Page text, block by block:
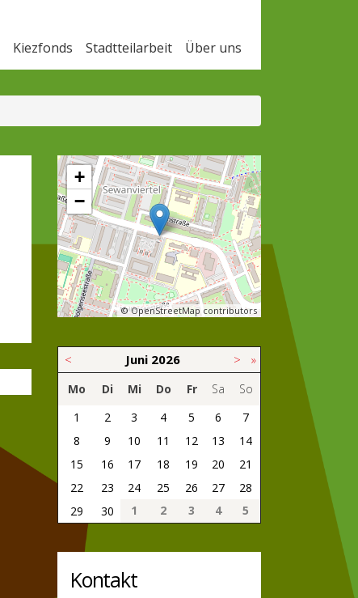
Kiezfonds Stadtteilarbeit Über uns
+
−
© OpenStreetMap contributors
< Juni 2026 > »
Mo Di Mi Do Fr Sa
So
1
2 3 4 5 6
7
8
9 10 11 12 13
14
15
16 17 18 19 20
21
22
23 24 25 26 27
28
29
30 1 2 3 4 5
Kontakt